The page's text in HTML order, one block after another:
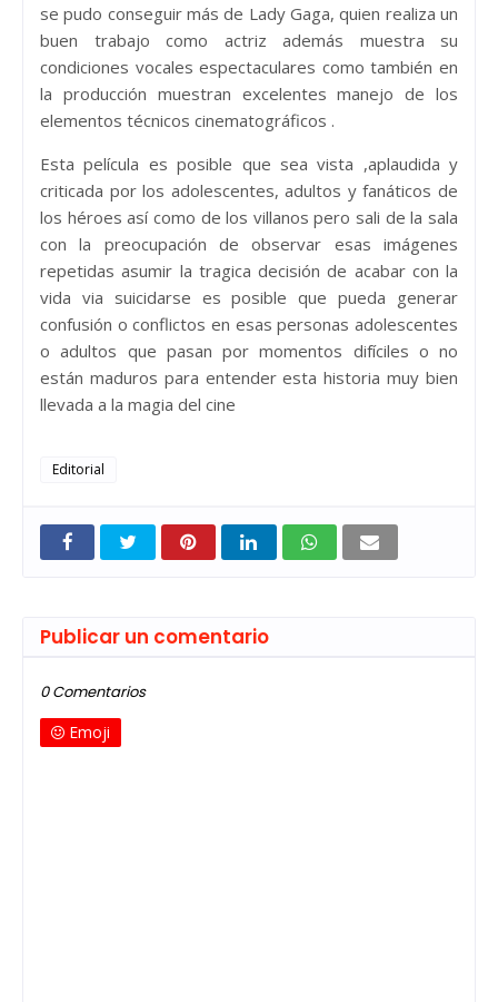
se pudo conseguir más de Lady Gaga, quien realiza un
buen trabajo como actriz además muestra su
condiciones vocales espectaculares como también en
la producción muestran excelentes manejo de los
elementos técnicos cinematográficos .
Esta película es posible que sea vista ,aplaudida y
criticada por los adolescentes, adultos y fanáticos de
los héroes así como de los villanos pero sali de la sala
con la preocupación de observar esas imágenes
repetidas asumir la tragica decisión de acabar con la
vida via suicidarse es posible que pueda generar
confusión o conflictos en esas personas adolescentes
o adultos que pasan por momentos difíciles o no
están maduros para entender esta historia muy bien
llevada a la magia del cine
Editorial
Publicar un comentario
0 Comentarios
Emoji